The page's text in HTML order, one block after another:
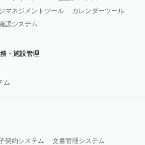
マネジメントツール
カレンダーツール
認システム
・施設管理
ム
契約システム
文書管理システム